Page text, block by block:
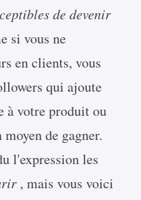
de devenir
si vous ne
en clients, vous
qui ajoute
à votre produit ou
de gagner.
l'expression les
, mais vous voici